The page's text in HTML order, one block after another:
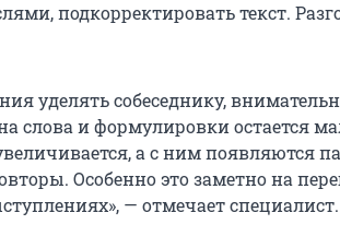
подкорректировать текст.
уделять собеседнику,
слова и формулировки остается
а с ним появляются
Особенно это заметно на
— отмечает специалист.